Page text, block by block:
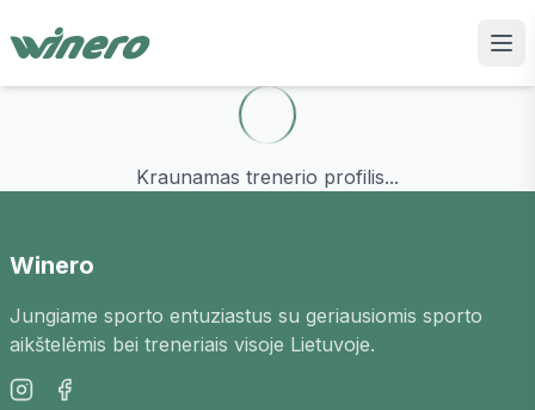
Kraunamas trenerio profilis...
Winero
Jungiame sporto entuziastus su geriausiomis sporto
aikštelėmis bei treneriais visoje Lietuvoje.